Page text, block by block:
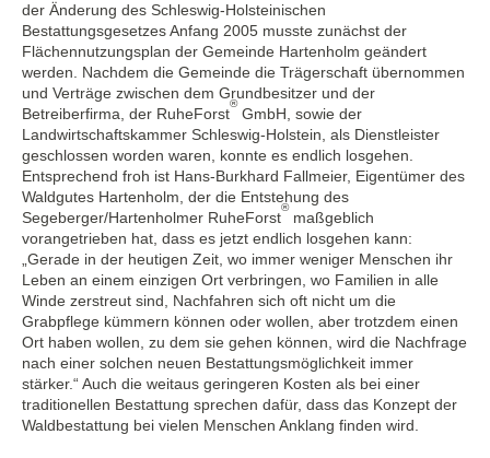
der Änderung des Schleswig-Holsteinischen
Bestattungsgesetzes Anfang 2005 musste zunächst der
Flächennutzungsplan der Gemeinde Hartenholm geändert
werden. Nachdem die Gemeinde die Trägerschaft übernommen
und Verträge zwischen dem Grundbesitzer und der
Betreiberfirma, der RuheForst
®
GmbH, sowie der
Landwirtschaftskammer Schleswig-Holstein, als Dienstleister
geschlossen worden waren, konnte es endlich losgehen.
Entsprechend froh ist Hans-Burkhard Fallmeier, Eigentümer des
Waldgutes Hartenholm, der die Entstehung des
Segeberger/Hartenholmer RuheForst
®
maßgeblich
vorangetrieben hat, dass es jetzt endlich losgehen kann:
„Gerade in der heutigen Zeit, wo immer weniger Menschen ihr
Leben an einem einzigen Ort verbringen, wo Familien in alle
Winde zerstreut sind, Nachfahren sich oft nicht um die
Grabpflege kümmern können oder wollen, aber trotzdem einen
Ort haben wollen, zu dem sie gehen können, wird die Nachfrage
nach einer solchen neuen Bestattungsmöglichkeit immer
stärker.“ Auch die weitaus geringeren Kosten als bei einer
traditionellen Bestattung sprechen dafür, dass das Konzept der
Waldbestattung bei vielen Menschen Anklang finden wird.